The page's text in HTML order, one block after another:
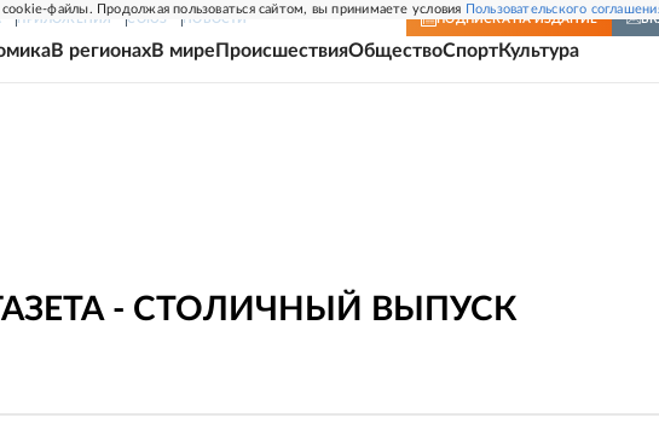
файлы. Продолжая пользоваться сайтом, вы принимаете условия Пользовательского
ПРИЛОЖЕНИЯ СОЮЗ НОВОСТИ ПОДПИСКА НА ИЗДАНИЕ
В регионахВ мире ПроисшествияОбществоСпортКультура
- СТОЛИЧНЫЙ ВЫПУСК